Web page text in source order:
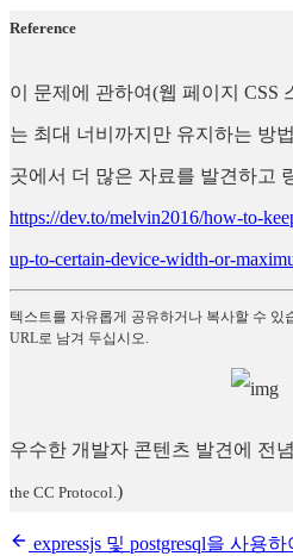
Reference
이 문제에 관하여(웹 페이지 CSS
는 최대 너비까지만 유지하는 방
곳에서 더 많은 자료를 발견하고
https://dev.to/melvin2016/how-to-
up-to-certain-device-width-or-
텍스트를 자유롭게 공유하거나 복사할 수 있
URL로 남겨 두십시오.
우수한 개발자 콘텐츠 발견에 전념
the CC Protocol.)
expressjs 및 postgresql을 사용